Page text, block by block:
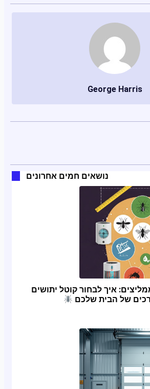
George Harris
נושאים חמים אחרונים
איך לבחור קוטל יתושים
של הבית שלכם